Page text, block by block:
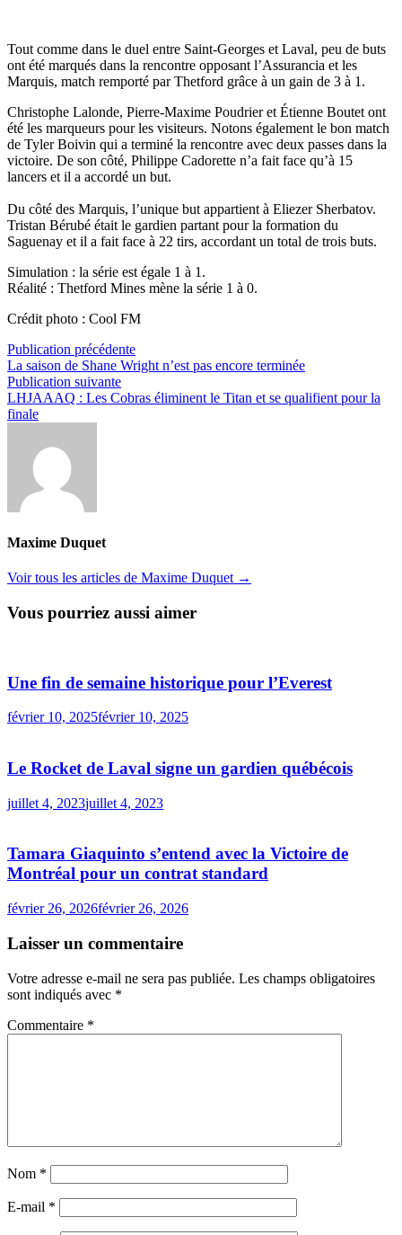
Tout comme dans le duel entre Saint-Georges et Laval, peu de buts
ont été marqués dans la rencontre opposant l’Assurancia et les
Marquis, match remporté par Thetford grâce à un gain de 3 à 1.
Christophe Lalonde, Pierre-Maxime Poudrier et Étienne Boutet ont
été les marqueurs pour les visiteurs. Notons également le bon match
de Tyler Boivin qui a terminé la rencontre avec deux passes dans la
victoire. De son côté, Philippe Cadorette n’a fait face qu’à 15
lancers et il a accordé un but.
Du côté des Marquis, l’unique but appartient à Eliezer Sherbatov.
Tristan Bérubé était le gardien partant pour la formation du
Saguenay et il a fait face à 22 tirs, accordant un total de trois buts.
Simulation : la série est égale 1 à 1.
Réalité : Thetford Mines mène la série 1 à 0.
Crédit photo : Cool FM
Navigation
de
l’article
Publication précédentePublication
précédente :
La saison de Shane Wright n’est pas encore terminée
Publication suivantePublication
suivante :
LHJAAAQ : Les Cobras éliminent le Titan et se qualifient pour la
finale
Maxime Duquet
Voir tous les articles de Maxime Duquet →
Vous pourriez aussi aimer
Une fin de semaine historique pour l’Everest
février 10, 2025février 10, 2025
Le Rocket de Laval signe un gardien québécois
juillet 4, 2023juillet 4, 2023
Tamara Giaquinto s’entend avec la Victoire de
Montréal pour un contrat standard
février 26, 2026février 26, 2026
Laisser un commentaire
Votre adresse e-mail ne sera pas publiée. Les champs obligatoires
sont indiqués avec *
Commentaire *
Nom *
E-mail *